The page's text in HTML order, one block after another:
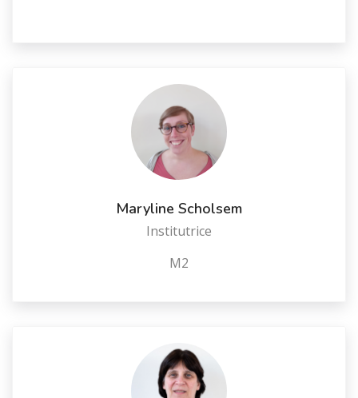
Maryline Scholsem
Institutrice
M2